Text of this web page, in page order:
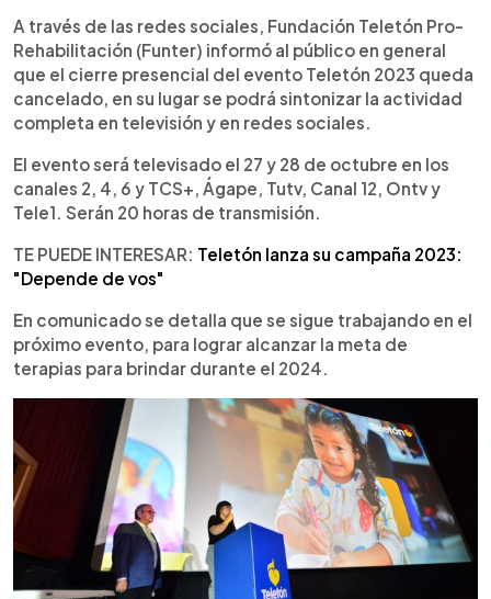
► Escuchar artículo
A través de las redes sociales, Fundación Teletón Pro-
Rehabilitación (Funter) informó al público en general
que el cierre presencial del evento Teletón 2023 queda
cancelado, en su lugar se podrá sintonizar la actividad
completa en televisión y en redes sociales.
El evento será televisado el 27 y 28 de octubre en los
canales 2, 4, 6 y TCS+, Ágape, Tutv, Canal 12, Ontv y
Tele1. Serán 20 horas de transmisión.
TE PUEDE INTERESAR: Teletón lanza su campaña 2023:
"Depende de vos"
En comunicado se detalla que se sigue trabajando en el
próximo evento, para lograr alcanzar la meta de
terapias para brindar durante el 2024.